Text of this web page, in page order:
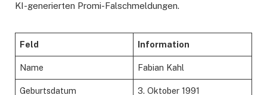
KI-generierten Promi-Falschmeldungen.
Feld Information
Name Fabian Kahl
Geburtsdatum 3. Oktober 1991